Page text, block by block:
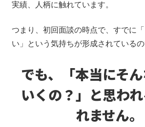
実績、人柄に触れています。
つまり、初回面談の時点で、すでに
い」という気持ちが形成されているの
でも、「本当にそ
いくの？」と思わ
れません。